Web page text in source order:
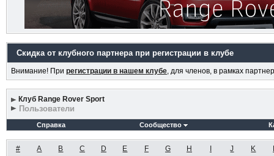
Скидка от клубного партнера при регистрации в клубе
Внимание! При регистрации в нашем клубе, для членов, в рамках
Клуб Range Rover Sport
Пользователи
Справка Сообщество
# A B C D E F G H J K